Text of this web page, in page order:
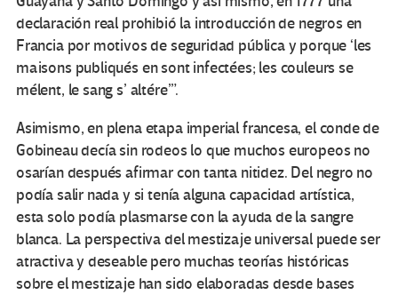
declaración real prohibió la introducción de negros en
Francia por motivos de seguridad pública y porque ‘les
maisons publiqués en sont infectées; les couleurs se
mélent, le sang s’ altére’”.
Asimismo, en plena etapa imperial francesa, el conde de
Gobineau decía sin rodeos lo que muchos europeos no
osarían después afirmar con tanta nitidez. Del negro no
podía salir nada y si tenía alguna capacidad artística,
esta solo podía plasmarse con la ayuda de la sangre
blanca. La perspectiva del mestizaje universal puede ser
atractiva y deseable pero muchas teorías históricas
sobre el mestizaje han sido elaboradas desde bases